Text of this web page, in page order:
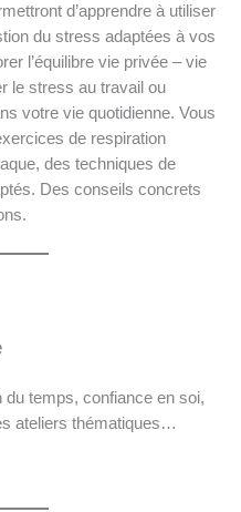
d’apprendre à utiliser
du stress adaptées à vos
l’équilibre vie privée – vie
le stress au travail ou
votre vie quotidienne. Vous
de respiration
des techniques de
Des conseils concrets
temps, confiance en soi,
ateliers thématiques…